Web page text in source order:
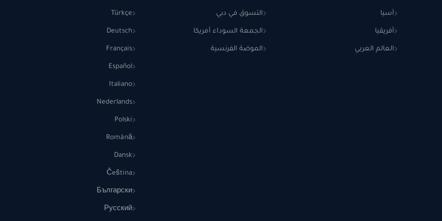
آسيا
أفريقيا
العالم العربي
التسوق في دبي
الجمعة السوداء أمريكا
الموضة الفرنسية
Türkçe
Deutsch
Français
Español
Italiano
Nederlands
Polski
Română
Dansk
Čeština
Български
Русский